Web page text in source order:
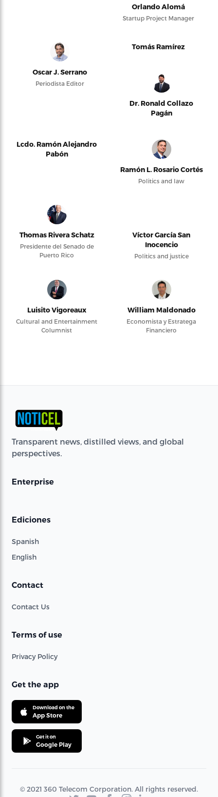
Orlando Alomá
Startup Project Manager
Oscar J. Serrano
Periodista Editor
Tomás Ramírez
Dr. Ronald Collazo
Pagán
Lcdo. Ramón Alejandro
Pabón
Ramón L. Rosario Cortés
Politics and law
Thomas Rivera Schatz
Presidente del Senado de
Puerto Rico
Víctor García San
Inocencio
Politics and justice
Luisito Vigoreaux
Cultural and Entertainment
Columnist
William Maldonado
Economista y Estratega
Financiero
Transparent news, distilled views, and global
perspectives.
Enterprise
Ediciones
Spanish
English
Contact
Contact Us
Terms of use
Privacy Policy
Get the app
Download on the
App Store
Get it on
Google Play
© 2021 360 Telecom Corporation. All rights reserved.